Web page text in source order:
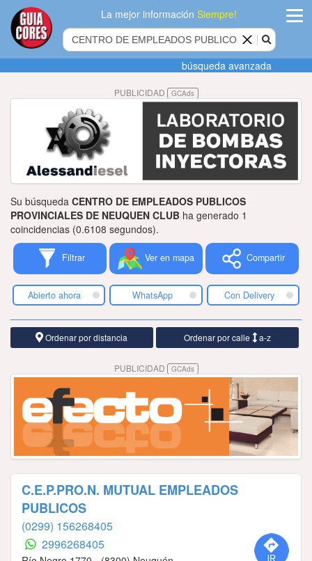
La mejor informaciónSiempre!
Agregar
empresa
Actualizar
datos
Publicidad
Tiendacores
Contactenos
búsqueda avanzada
PUBLICIDAD GCAds
Su búsqueda CENTRO DE EMPLEADOS PUBLICOS
PROVINCIALES DE NEUQUEN CLUB ha generado 1
coincidencias (0.6108 segundos).
Filtrar Ver en mapa Compartir
Abierto ahora WhatsApp Con Delivery
Ordenar por distancia Ordenar por calle a-z
PUBLICIDAD GCAds
C.E.P.PRO.N. MUTUAL EMPLEADOS
PUBLICOS
(0299) 156268405
2996268405